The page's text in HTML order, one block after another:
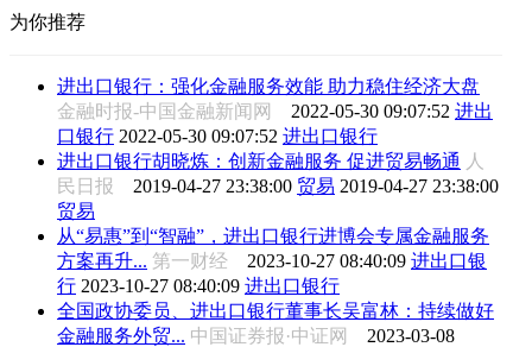
为你推荐
进出口银行：强化金融服务效能 助力稳住经济大盘
金融时报-中国金融新闻网 2022-05-30 09:07:52 进出
口银行 2022-05-30 09:07:52 进出口银行
进出口银行胡晓炼：创新金融服务 促进贸易畅通 人
民日报 2019-04-27 23:38:00 贸易 2019-04-27 23:38:00
贸易
从“易惠”到“智融”，进出口银行进博会专属金融服务
方案再升... 第一财经 2023-10-27 08:40:09 进出口银
行 2023-10-27 08:40:09 进出口银行
全国政协委员、进出口银行董事长吴富林：持续做好
金融服务外贸... 中国证券报·中证网 2023-03-08